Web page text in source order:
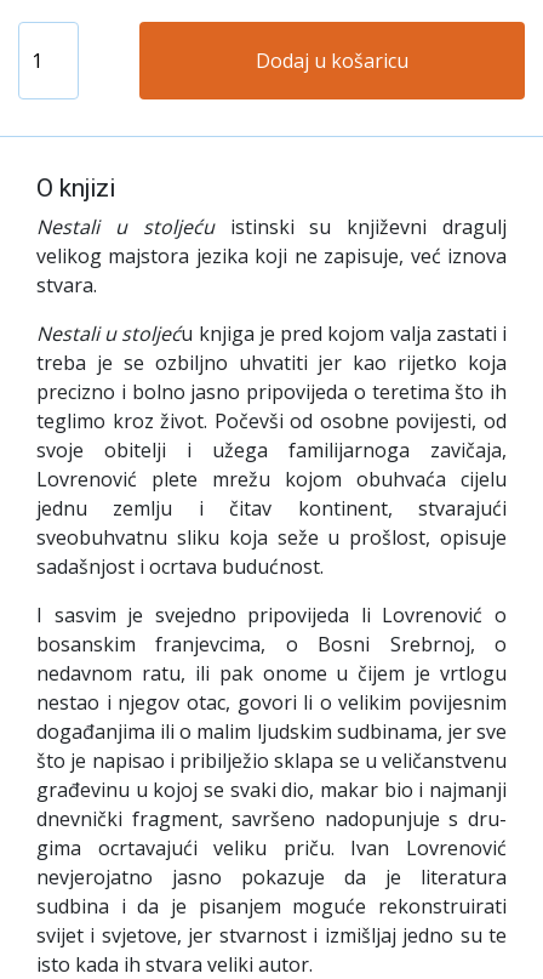
Dodaj u košaricu
O knjizi
Nestali u stoljećuistinski su književni dragulj
velikog maj­stora jezika koji ne zapisuje, već iznova
stvara.
Nestali u stoljeću knjiga je pred kojom valja zastati i
treba je se ozbiljno uhvatiti jer kao rijetko koja
precizno i bolno jasno pripovijeda o teretima što ih
teglimo kroz život. Počevši od osobne povijesti, od
svoje obitelji i užega familijarnoga za­vičaja,
Lovrenović plete mrežu kojom obuhvaća cijelu
jednu zemlju i čitav kontinent, stvarajući
sveobuhvatnu sliku koja seže u prošlost, opisuje
sadašnjost i ocrtava budućnost.
I sasvim je svejedno pripovijeda li Lovrenović o
bosanskim franjevcima, o Bosni Srebrnoj, o
nedavnom ratu, ili pak onome u čijem je vrtlogu
nestao i njegov otac, govori li o velikim povijesnim
događanjima ili o malim ljudskim sudbinama, jer sve
što je napisao i pribilježio sklapa se u veličanstvenu
građevinu u kojoj se svaki dio, makar bio i najmanji
dnevnički fragment, savršeno nadopunjuje s dru­
gima ocrtavajući veliku priču. Ivan Lovrenović
nevjerojatno jasno pokazuje da je literatura
sudbina i da je pisanjem moguće rekonstruirati
svijet i svjetove, jer stvarnost i izmišljaj jedno su te
isto kada ih stvara veliki autor.